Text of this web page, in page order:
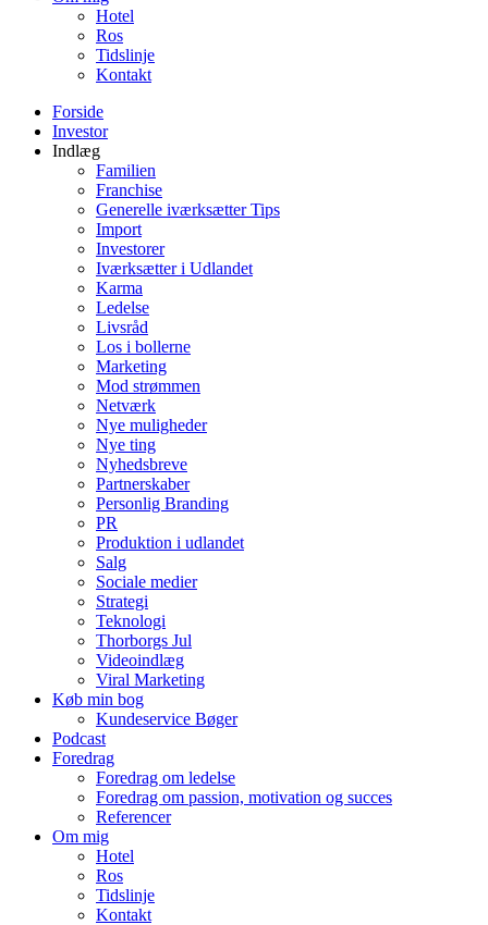
Hotel
Ros
Tidslinje
Kontakt
Forside
Investor
Indlæg
Familien
Franchise
Generelle iværksætter Tips
Import
Investorer
Iværksætter i Udlandet
Karma
Ledelse
Livsråd
Los i bollerne
Marketing
Mod strømmen
Netværk
Nye muligheder
Nye ting
Nyhedsbreve
Partnerskaber
Personlig Branding
PR
Produktion i udlandet
Salg
Sociale medier
Strategi
Teknologi
Thorborgs Jul
Videoindlæg
Viral Marketing
Køb min bog
Kundeservice Bøger
Podcast
Foredrag
Foredrag om ledelse
Foredrag om passion, motivation og succes
Referencer
Om mig
Hotel
Ros
Tidslinje
Kontakt